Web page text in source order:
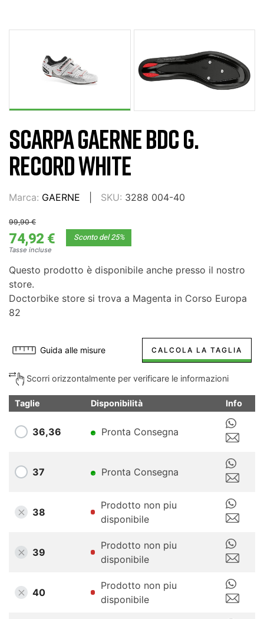
SCARPA GAERNE BDC G.
RECORD WHITE
Marca: GAERNE SKU: 3288 004-40
99,90 €
74,92 € Sconto del 25%
Tasse incluse
Questo prodotto è disponibile anche presso il nostro
store.
Doctorbike store si trova a Magenta in Corso Europa
82
Guida alle misure CALCOLA LA TAGLIA
Scorri orizzontalmente per verificare le informazioni
Taglie Disponibilità Info
36,36 Pronta Consegna
37 Pronta Consegna
38
Prodotto non piu
disponibile
39
Prodotto non piu
disponibile
40
Prodotto non piu
disponibile